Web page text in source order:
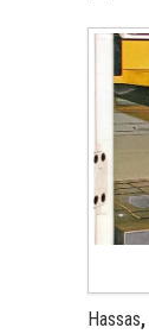
Hassas,